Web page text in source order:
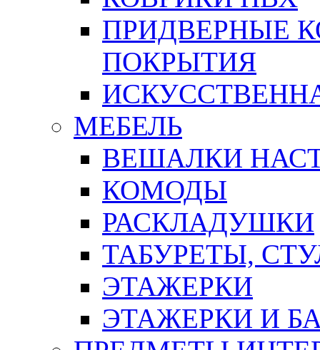
ПРИДВЕРНЫЕ
ПОКРЫТИЯ
МЕБЕЛЬ
ВЕШАЛКИ
КОМОДЫ
РАСКЛАДУШКИ
ТАБУРЕТЫ,
ЭТАЖЕРКИ
ЭТАЖЕРКИ И